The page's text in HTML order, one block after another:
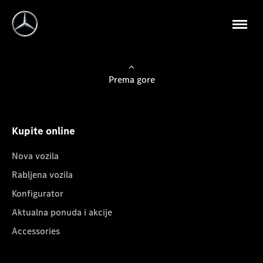
Prema gore
Kupite online
Nova vozila
Rabljena vozila
Konfigurator
Aktualna ponuda i akcije
Accessories